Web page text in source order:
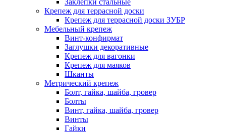
Заклепки стальные
Крепеж для террасной доски
Крепеж для террасной доски ЗУБР
Мебельный крепеж
Винт-конфирмат
Заглушки декоративные
Крепеж для вагонки
Крепеж для маяков
Шканты
Метрический крепеж
Болт, гайка, шайба, гровер
Болты
Винт, гайка, шайба, гровер
Винты
Гайки